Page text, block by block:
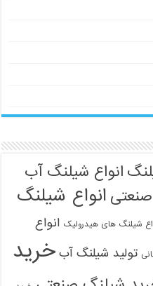
انواع شیلنگ آب
انواع شیلنگ
شیلنگ های هیدرولیک انواع
تولید شیلنگ آب خرید